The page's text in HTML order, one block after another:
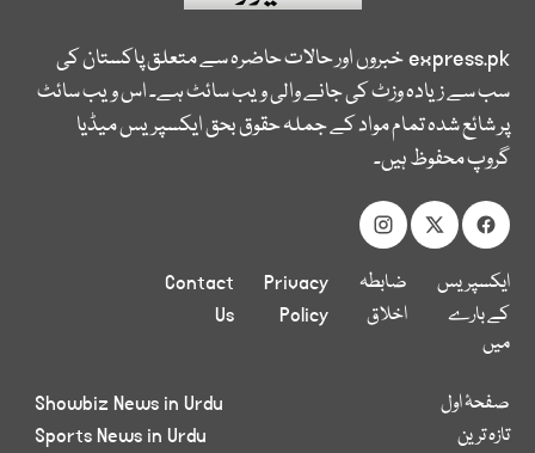
express.pkخبروں اور حالات حاضرہ سے متعلق پاکستان کی
سب سے زیادہ وزٹ کی جانے والی ویب سائٹ ہے۔ اس ویب سائٹ
پر شائع شدہ تمام مواد کے جملہ حقوق بحق ایکسپریس میڈیا
گروپ محفوظ ہیں۔
ایکسپریس
کے بارے
میں
ضابطہ
اخلاق
Privacy
Policy
Contact
Us
صفحۂ اول
تازہ ترین
Showbiz News in Urdu
Sports News in Urdu